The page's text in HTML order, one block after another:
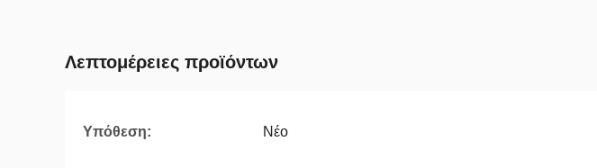
Λεπτομέρειες προϊόντων
Υπόθεση: Νέο